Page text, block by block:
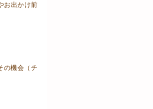
お出かけ前
の機会（チ